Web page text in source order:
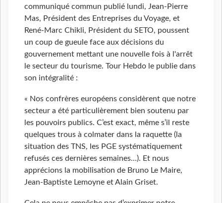
communiqué commun publié lundi, Jean-Pierre
Mas, Président des Entreprises du Voyage, et
René-Marc Chikli, Président du SETO, poussent
un coup de gueule face aux décisions du
gouvernement mettant une nouvelle fois à l'arrêt
le secteur du tourisme. Tour Hebdo le publie dans
son intégralité :
« Nos confrères européens considèrent que notre
secteur a été particulièrement bien soutenu par
les pouvoirs publics. C’est exact, même s’il reste
quelques trous à colmater dans la raquette (la
situation des TNS, les PGE systématiquement
refusés ces dernières semaines…). Et nous
apprécions la mobilisation de Bruno Le Maire,
Jean-Baptiste Lemoyne et Alain Griset.